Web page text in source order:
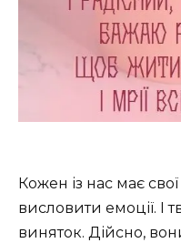
Кожен із нас має
висловити емоції. І
виняток. Дійсно,